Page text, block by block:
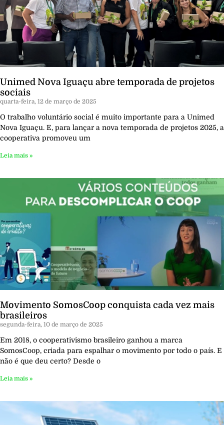
Unimed Nova Iguaçu abre temporada de projetos
sociais
quarta-feira, 12 de março de 2025
O trabalho voluntário social é muito importante para a Unimed
Nova Iguaçu. E, para lançar a nova temporada de projetos 2025, a
cooperativa promoveu um
Leia mais »
Movimento SomosCoop conquista cada vez mais
brasileiros
segunda-feira, 10 de março de 2025
Em 2018, o cooperativismo brasileiro ganhou a marca
SomosCoop, criada para espalhar o movimento por todo o país. E
não é que deu certo? Desde o
Leia mais »